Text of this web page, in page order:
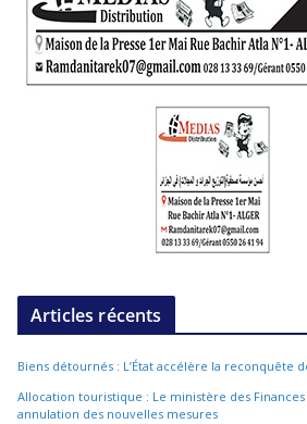
Articles récents
Biens détournés : L’État accélère la reconquête
Allocation touristique : Le ministère des
annulation des nouvelles mesures